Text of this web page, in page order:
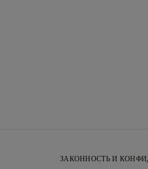
ЗАКОННОСТЬ И